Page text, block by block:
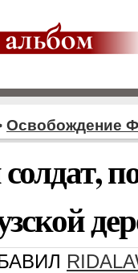
Освобождение